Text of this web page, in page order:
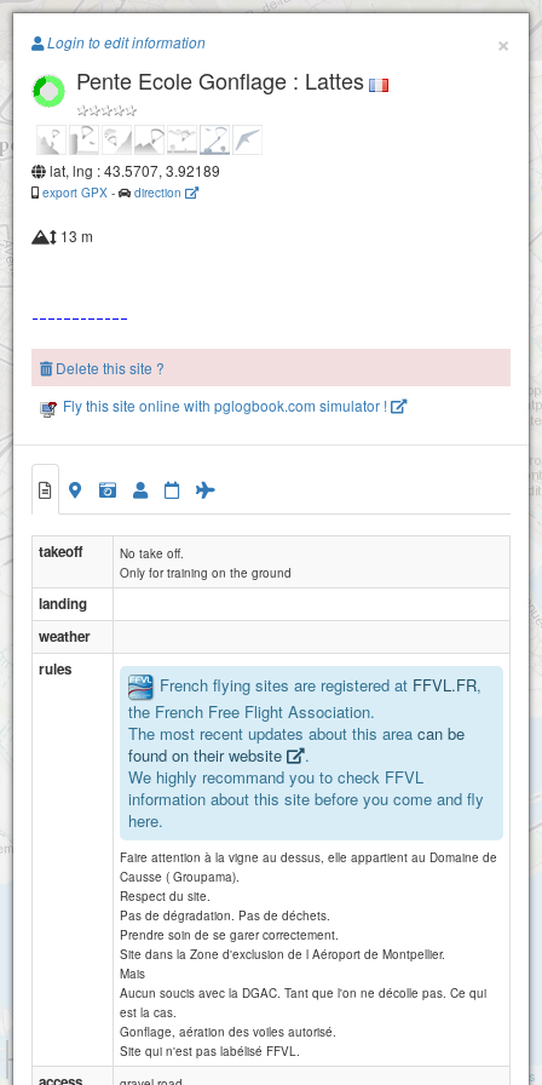
Paragliding.Earth
+
3000 ft
Attributions
×
Login to edit information
Pente Ecole Gonflage : Lattes
lat, lng : 43.5707, 3.92189
export GPX - direction
13 m
Delete this site ?
Fly this site online with pglogbook.com simulator !
takeoff
No take off.
Only for training on the ground
landing
weather
rules
French flying sites are registered at FFVL.FR,
the French Free Flight Association.
The most recent updates about this area can be
found on their website
.
We highly recommand you to check FFVL
information about this site before you come and fly
here.
Faire attention à la vigne au dessus, elle appartient au Domaine de
Causse ( Groupama).
Respect du site.
Pas de dégradation. Pas de déchets.
Prendre soin de se garer correctement.
Site dans la Zone d'exclusion de l Aéroport de Montpellier.
Mais
Aucun soucis avec la DGAC. Tant que l'on ne décolle pas. Ce qui
est la cas.
Gonflage, aération des voiles autorisé.
Site qui n'est pas labélisé FFVL.